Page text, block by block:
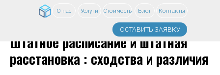
О нас Услуги Блог Контакты
ОСТАВИТЬ ЗАЯВКУ
Стоимость
Штатное расписание и штатная
расстановка : сходства и различия